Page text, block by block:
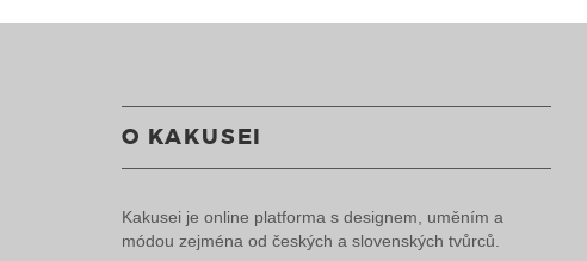
O KAKUSEI
Kakusei je online platforma s designem, uměním a
módou zejména od českých a slovenských tvůrců.